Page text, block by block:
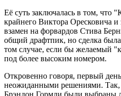
Её суть заключалась в том, что
крайнего Виктора Оресковича
взамен на форвардов Стива
общий драфтпик, но сделка
том случае, если бы желаемый
под более высоким номером.
Откровенно говоря, первый
неожиданными решениями.
Брэндон Гормли были выбраны